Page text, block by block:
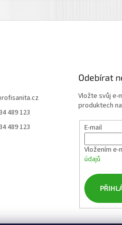
489 123
489 123
Odebírat
Vložte svůj e-
produktech
E-mail
Vložením e-
údajů